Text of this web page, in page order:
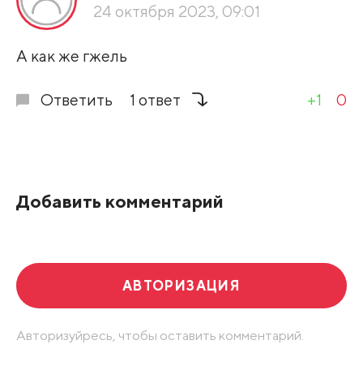
24 октября 2023, 09:01
А как же гжель
Ответить 1 ответ +1 0
Добавить комментарий
АВТОРИЗАЦИЯ
Авторизуйресь, чтобы оставить комментарий.